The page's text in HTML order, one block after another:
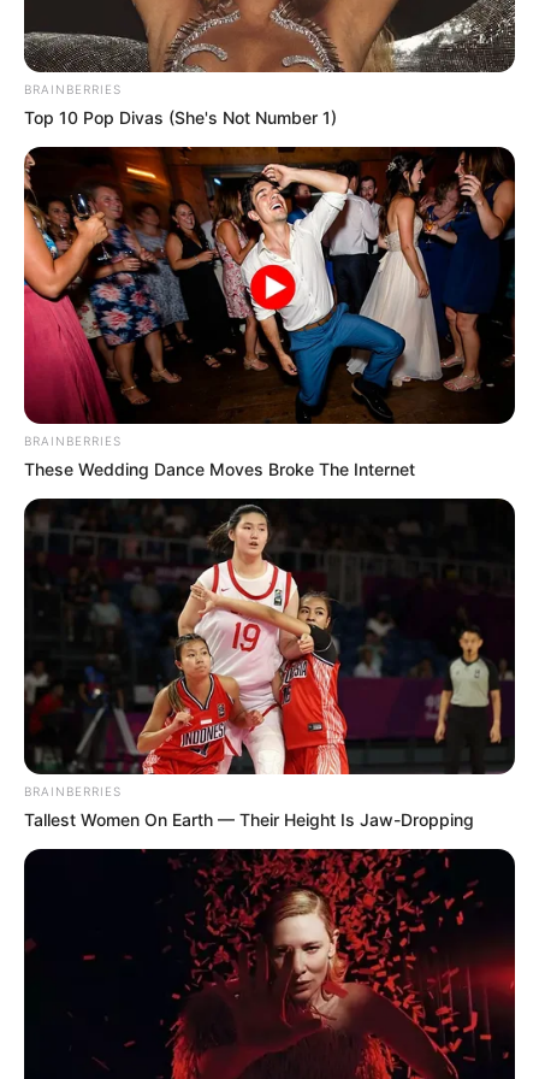
💠 Pernambuco – 10,0
💠 Rio Grande do Norte – 10,0
💠 Distrito Federal – 9,7
💠 Amazonas – 9,7
-ad6
💠 Maranhão – 9,4
💠 Rondônia – 9,4
💠 Ceará – 9,1
💠 Santa Catarina – 9,1
Resultados mostram compromissos e desafios na gestão
No ranking da Autoavaliação da Gestão, alguns estados
BRAINBERRIES
Top 10 Pop Divas (She's Not Number 1)
BRAINBERRIES
These Wedding Dance Moves Broke The Internet
BRAINBERRIES
Tallest Women On Earth — Their Height Is Jaw-Dropping